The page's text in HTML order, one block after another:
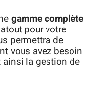
gamme complète
pour votre
permettra de
vous avez besoin
la gestion de